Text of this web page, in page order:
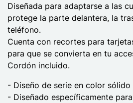
Diseñada para adaptarse a las
protege la parte delantera, la
teléfono.
Cuenta con recortes para
para que se convierta en tu
Cordón incluido.
- Diseño de serie en color sólido
- Diseñado específicamente